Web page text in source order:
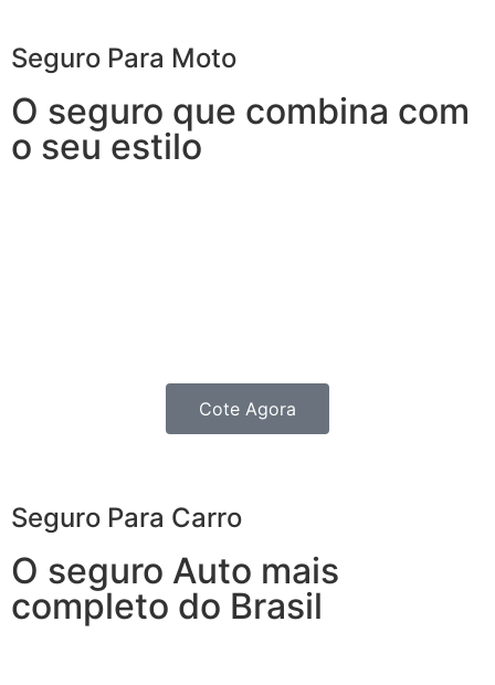
Seguro Para Moto
O seguro que combina com
o seu estilo
Cote Agora
Seguro Para Carro
O seguro Auto mais
completo do Brasil